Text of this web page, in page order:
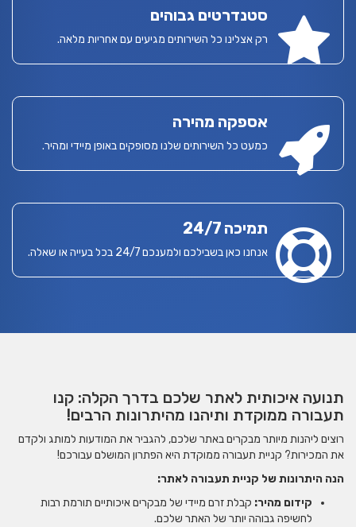
סטנדרטים גבוהים
רק אצלינו כל השירותים מגיעים עם אחריות מלאה.
אספקה מהירה
כמעט כל השירותים שלנו מסופקים באופן מיידי ומהיר.
תמיכה 24/7
אנחנו כאן בשבילכם ולמענכם 24/7 בכל בעייה או שאלה.
תנועה איכותית לאתר שלכם בדרך הקלה: קנו
תעבורה ממוקדת ותיהנו מהיתרונות הרבים!
רוצים ליהנות מיותר מבקרים באתר שלכם, להגביר את המודעות למותג ולקדם
את המכירות? קניית תעבורה ממוקדת היא הפתרון המושלם עבורכם!
הנה היתרונות של קניית תעבורה לאתר:
קידום מהיר: קבלת זרם מיידי של מבקרים איכותיים תורמת רבות
לחשיפה גבוהה יותר של האתר שלכם.